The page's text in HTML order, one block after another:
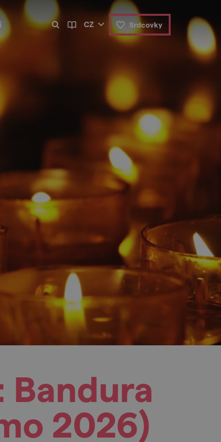
CZ Srdcovky
2026)